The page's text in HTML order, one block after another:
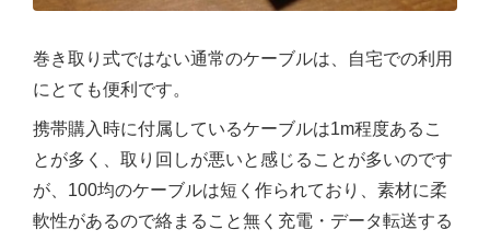
巻き取り式ではない通常のケーブルは、自宅での利用
にとても便利です。
携帯購入時に付属しているケーブルは1m程度あるこ
とが多く、取り回しが悪いと感じることが多いのです
が、100均のケーブルは短く作られており、素材に柔
軟性があるので絡まること無く充電・データ転送する